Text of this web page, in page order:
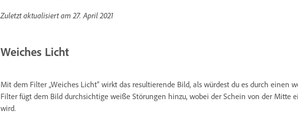
Zuletzt aktualisiert am27. April 2021
Weiches Licht
Mit dem Filter „Weiches Licht“ wirkt das resultierende Bild, als würdest du es durch einen
Filter fügt dem Bild durchsichtige weiße Störungen hinzu, wobei der Schein von der Mitte
wird.